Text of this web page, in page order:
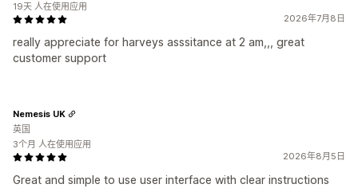
2026年7月8日
really appreciate for harveys asssitance at 2 am,,, great
customer support
19天 人在使用应用
2026年8月5日
Great and simple to use user interface with clear instructions
Nemesis UK
英国
3个月 人在使用应用